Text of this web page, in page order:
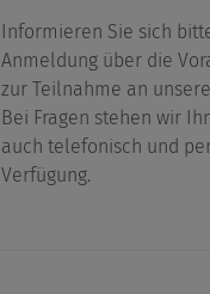
Informieren Sie sich
Anmeldung über die
zur Teilnahme an
Bei Fragen stehen wir
auch telefonisch und
Verfügung.